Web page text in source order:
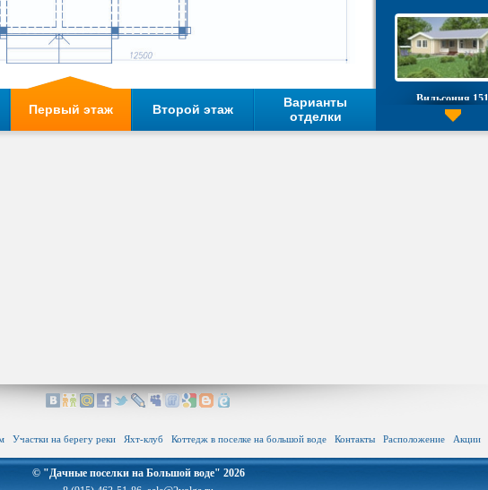
Первый этаж Второй этаж
Варианты
отделки
Вильсония 151
Участки на берегу реки Яхт-клуб Коттедж в поселке на большой воде Контакты Расположение Акции
© "Дачные поселки на Большой воде" 2026